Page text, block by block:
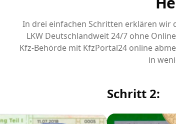
In drei einfachen Schritten erklären wir
LKW Deutschlandweit 24/7 ohne
Kfz-Behörde mit KfzPortal24 online
in
Schritt 2: